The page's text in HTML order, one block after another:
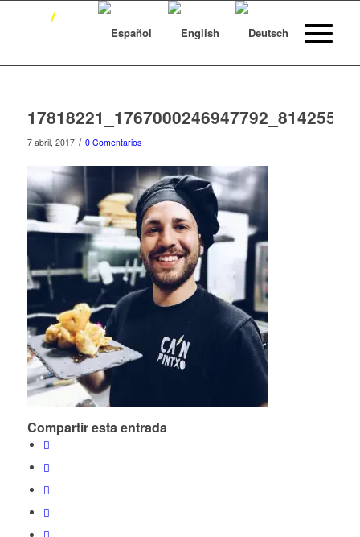
7 abril, 2017 / 0 Comentarios
Compartir esta entrada